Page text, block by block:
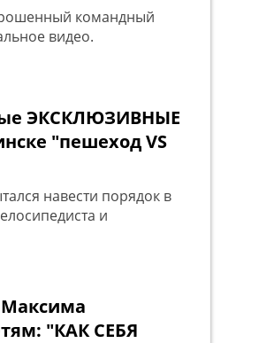
командный
видео.
ЭКСКЛЮЗИВНЫЕ
"пешеход VS
навести порядок в
и
Максима
"КАК СЕБЯ